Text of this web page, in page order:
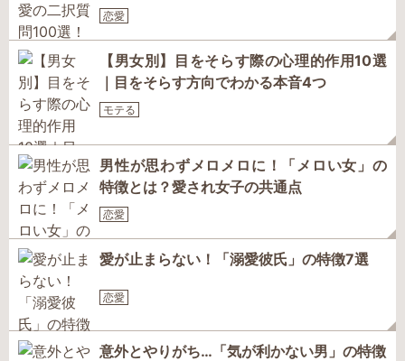
恋愛
【男女別】目をそらす際の心理的作用10選
｜目をそらす方向でわかる本音4つ
モテる
男性が思わずメロメロに！「メロい女」の
特徴とは？愛され女子の共通点
恋愛
愛が止まらない！「溺愛彼氏」の特徴7選
恋愛
意外とやりがち…「気が利かない男」の特徴